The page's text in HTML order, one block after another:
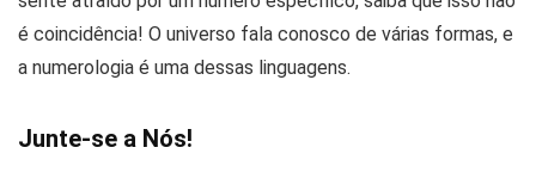
é coincidência! O universo fala conosco de várias formas, e
a numerologia é uma dessas linguagens.
Junte-se a Nós!